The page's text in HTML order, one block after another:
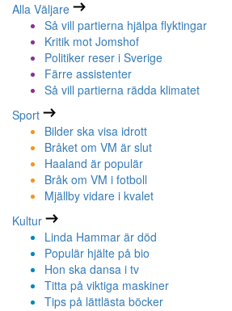
Alla Väljare
Så vill partierna hjälpa flyktingar
Kritik mot Jomshof
Politiker reser i Sverige
Färre assistenter
Så vill partierna rädda klimatet
Sport
Bilder ska visa idrott
Bråket om VM är slut
Haaland är populär
Bråk om VM i fotboll
Mjällby vidare i kvalet
Kultur
Linda Hammar är död
Populär hjälte på bio
Hon ska dansa i tv
Titta på viktiga maskiner
Tips på lättlästa böcker